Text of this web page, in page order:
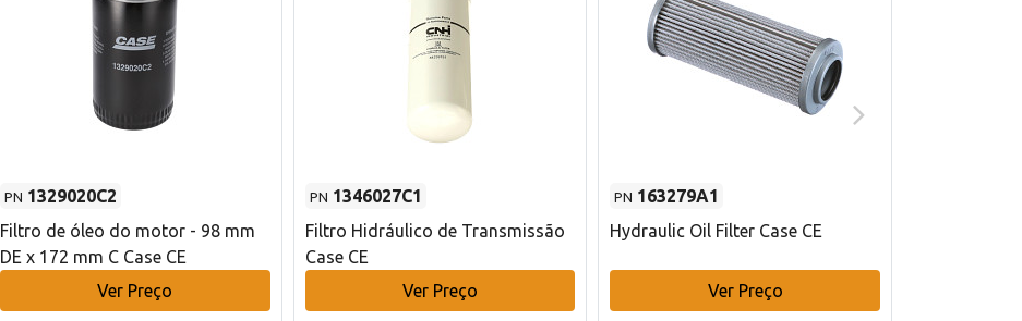
PN 1329020C2
Filtro de óleo do motor - 98 mm
DE x 172 mm C Case CE
Ver Preço
PN 1346027C1
Filtro Hidráulico de Transmissão
Case CE
Ver Preço
PN 163279A1
Hydraulic Oil Filter Case CE
Ver Preço